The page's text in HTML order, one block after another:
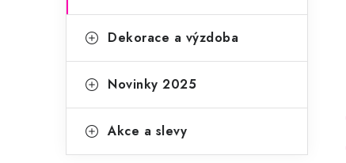
Dekorace a výzdoba
Novinky 2025
Akce a slevy